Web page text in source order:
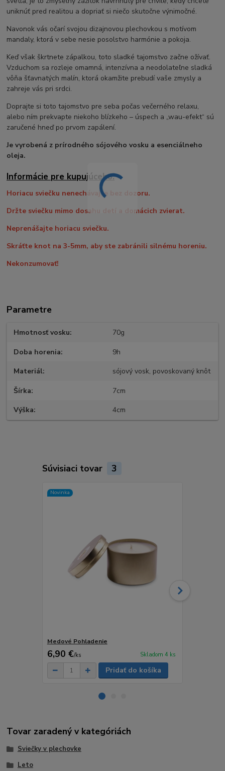
uniknúť pred realitou a dopriať si niečo skutočne výnimočné.
Navonok vás očarí svojou dizajnovou plechovkou s motívom
mandaly, ktorá v sebe nesie posolstvo harmónie a pokoja.
Keď však škrtnete zápalkou, toto sladké tajomstvo začne ožívať.
Vzduchom sa rozleje omamná, intenzívna a neodolateľne sladká
vôňa šťavnatých malín, ktorá okamžite prebudí vaše zmysly a
zahreje vás pri srdci.
Doprajte si toto tajomstvo pre seba počas večerného relaxu,
alebo ním prekvapte niekoho blízkeho – úspech a „wau-efekt“ sú
zaručené hneď po prvom zapálení.
Je vyrobená z prírodného sójového vosku a esenciálneho
oleja.
Informácie pre kupujúceho:
Horiacu sviečku nenechávajte bez dozoru.
Držte sviečku mimo dosahu detí a domácich zvierat.
Neprenášajte horiacu sviečku.
Skráťte knot na 3-5mm, aby ste zabránili silnému horeniu.
Nekonzumovať!
Parametre
Hmotnosť vosku 70g
Doba horenia 9h
Materiál sójový vosk, povoskovaný knôt
Šírka 7cm
Výška 4cm
Súvisiaci tovar 3
Novinka
Medové Pohladenie
6,90 €/ks Skladom 4 ks
Pridať do košíka
Tovar zaradený v kategóriách
Sviečky v plechovke
Leto